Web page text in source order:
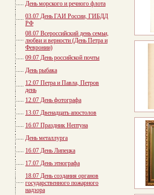
День морского и речного флота
03.07 День ГАИ России, ГИБДД
РФ
08.07 Всероссийский день семьи,
любви и верности (День Петра и
Февронии)
09.07 День российской почты
День рыбака
12.07 Петра и Павла, Петров
день
12.07 День фотографа
13.07 Двенадцать апостолов
16.07 Праздник Нептуна
День металлурга
16.07 День Липецка
17.07 День этнографа
18.07 День создания органов
государственного пожарного
надзора